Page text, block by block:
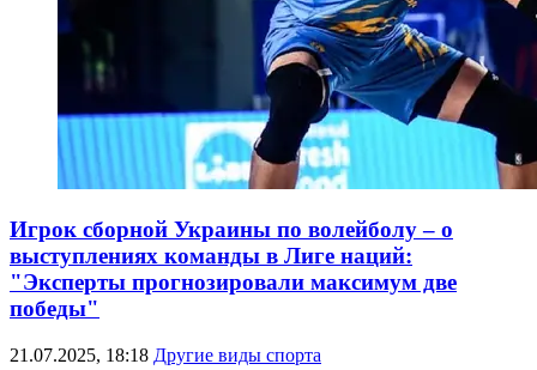
Игрок сборной Украины по волейболу – о
выступлениях команды в Лиге наций:
"Эксперты прогнозировали максимум две
победы"
21.07.2025, 18:18 Другие виды спорта